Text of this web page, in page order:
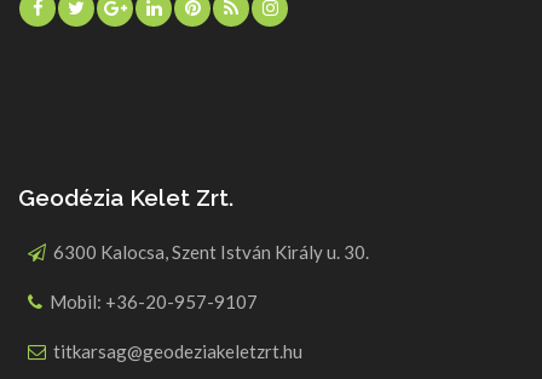
Geodézia Kelet Zrt.
6300 Kalocsa, Szent István Király u. 30.
Mobil: +36-20-957-9107
titkarsag@geodeziakeletzrt.hu